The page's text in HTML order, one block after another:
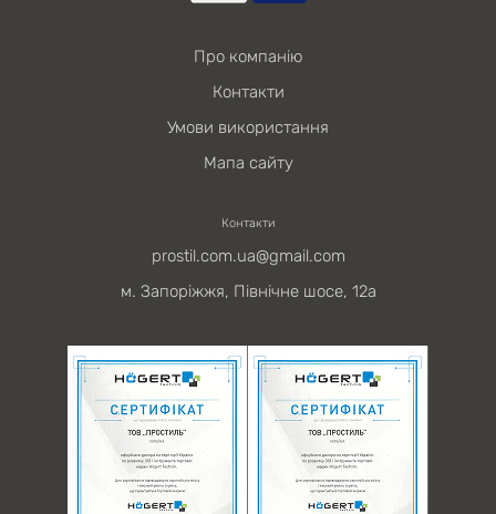
Про компанію
Контакти
Умови використання
Мапа сайту
Контакти
prostil.com.ua@gmail.com
м. Запоріжжя, Північне шосе, 12а